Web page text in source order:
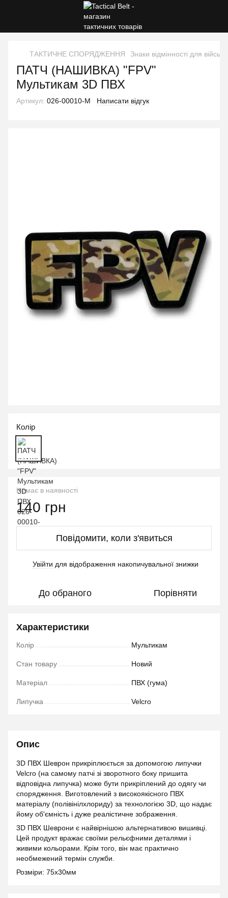
ТАКТИЧНЕ СПОРЯДЖЕННЯ Знаки відмінності для
ПАТЧ (НАШИВКА) "FPV"
Мультикам 3D ПВХ
Артикул: 026-00010-M Написати відгук
Колір
Немає в наявності
140 грн
Повідомити, коли з'явиться
Увійти для відображення накопичувальної знижки
До обраного Порівняти
Характеристики
Колір Мультикам
Стан товару Новий
Матеріал ПВХ (гума)
Липучка Velcro
Опис
3D ПВХ Шеврон прикріплюється за допомогою липучки
Velcro (на самому патчі зі зворотного боку пришита
відповідна липучка) може бути прикріплений до одягу чи
спорядження. Виготовлений з високоякісного ПВХ
матеріалу (полівінілхлориду) за технологією 3D, що надає
йому об'ємність і дуже реалістичне зображення.
3D ПВХ Шеврони є найвірнішою альтернативою вишивці.
Цей продукт вражає своїми рельєфними деталями і
живими кольорами. Крім того, він має практично
необмежений термін служби.
Розміри: 75x30мм